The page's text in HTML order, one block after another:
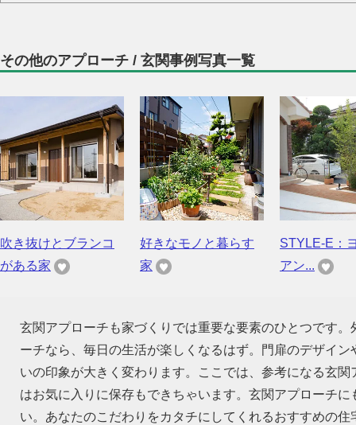
その他のアプローチ / 玄関事例写真一覧
吹き抜けとブランコ
がある家
好きなモノと暮らす
家
STYLE-E：
アン...
玄関アプローチも家づくりでは重要な要素のひとつです
ーチなら、毎日の生活が楽しくなるはず。門扉のデザイ
いの印象が大きく変わります。ここでは、参考になる玄
はお気に入りに保存もできちゃいます。玄関アプローチ
い。あなたのこだわりをカタチにしてくれるおすすめの